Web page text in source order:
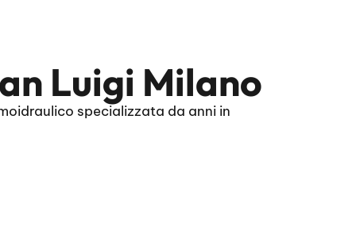
Luigi Milano
specializzata da anni in